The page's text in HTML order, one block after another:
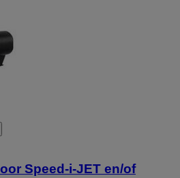
Speed-i-JET en/of